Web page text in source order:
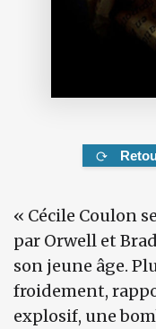
« Cécile Coulon
par Orwell et
son jeune âge.
froidement,
explosif, une